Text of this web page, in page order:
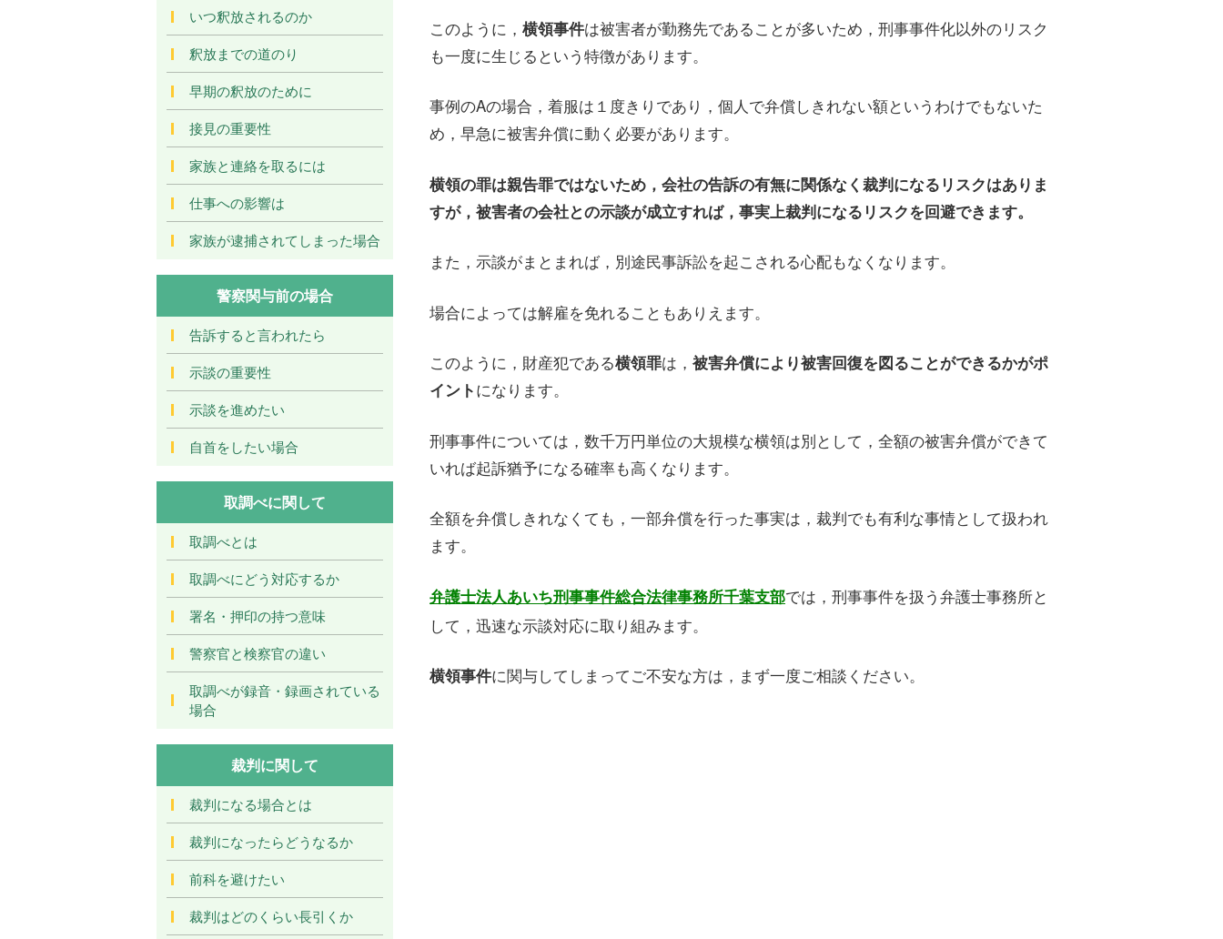
このように， 横領事件は被害者が勤務先であることが多いため，刑事事件化以外のリスク
も一度に生じるという特徴があります。
事例のAの場合，着服は１度きりであり，個人で弁償しきれない額というわけでもないた
め，早急に被害弁償に動く必要があります。
横領の罪は親告罪ではないため，会社の告訴の有無に関係なく裁判になるリスクはありま
すが，被害者の会社との示談が成立すれば，事実上裁判になるリスクを回避できます。
また，示談がまとまれば，別途民事訴訟を起こされる心配もなくなります。
場合によっては解雇を免れることもありえます。
このように，財産犯である横領罪は， 被害弁償により被害回復を図ることができるかがポ
イントになります。
刑事事件については，数千万円単位の大規模な横領は別として，全額の被害弁償ができて
いれば起訴猶予になる確率も高くなります。
全額を弁償しきれなくても，一部弁償を行った事実は，裁判でも有利な事情として扱われ
ます。
弁護士法人あいち刑事事件総合法律事務所千葉支部では，刑事事件を扱う弁護士事務所と
して，迅速な示談対応に取り組みます。
横領事件に関与してしまってご不安な方は，まず一度ご相談ください。
いつ釈放されるのか
釈放までの道のり
早期の釈放のために
接見の重要性
家族と連絡を取るには
仕事への影響は
家族が逮捕されてしまった場合
警察関与前の場合
告訴すると言われたら
示談の重要性
示談を進めたい
自首をしたい場合
取調べに関して
取調べとは
取調べにどう対応するか
署名・押印の持つ意味
警察官と検察官の違い
取調べが録音・録画されている
場合
裁判に関して
裁判になる場合とは
裁判になったらどうなるか
前科を避けたい
裁判はどのくらい長引くか